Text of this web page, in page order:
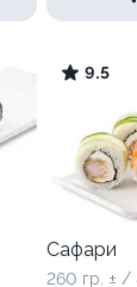
9.5
Сафари
260 гр. ± /